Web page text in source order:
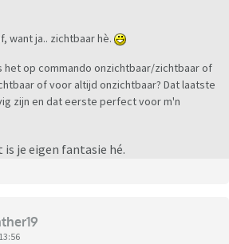
want ja.. zichtbaar hè.
het op commando onzichtbaar/zichtbaar of
of voor altijd onzichtbaar? Dat laatste
zijn en dat eerste perfect voor m'n
is je eigen fantasie hé.